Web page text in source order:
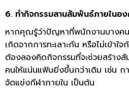
6. ทำกิจกรรมสานสัมพันธ์ภายในอ
หากคุณรู้ว่าปัญหาที่พนักงานบางค
เกิดจากการทะเลาะกัน หรือไม่เข้าใ
ต้องลองคิดกิจกรรมที่จะช่วยสร้าง
คนให้แน่นแฟ้นยิ่งขึ้นกว่าเดิม เช่น
จัดแข่งกีฬาภายใน เป็นต้น